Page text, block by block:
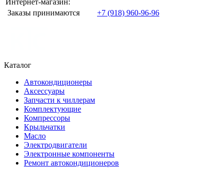
Интернет-магазин:
Заказы принимаются
+7 (918) 960-96-96
Каталог
Автокондиционеры
Аксессуары
Запчасти к чиллерам
Комплектующие
Компрессоры
Крыльчатки
Масло
Электродвигатели
Электронные компоненты
Ремонт автокондиционеров